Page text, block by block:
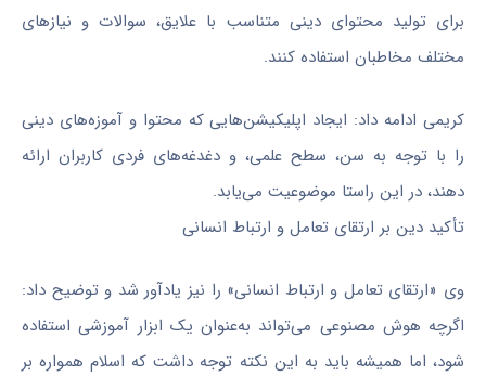
برای تولید محتوای دینی متناسب با علایق، سوالات و نیازهای
مختلف مخاطبان استفاده کنند.
کریمی ادامه داد: ایجاد اپلیکیشن‌هایی که محتوا و آموزه‌های دینی
را با توجه به سن، سطح علمی، و دغدغه‌های فردی کاربران ارائه
دهند، در این راستا موضوعیت می‌یابد.
تأکید دین بر ارتقای تعامل و ارتباط انسانی‌
وی «ارتقای تعامل و ارتباط انسانی» را نیز یادآور شد و توضیح داد:
اگرچه هوش مصنوعی می‌تواند به‌عنوان یک ابزار آموزشی استفاده
شود، اما همیشه باید به این نکته توجه داشت که اسلام همواره بر